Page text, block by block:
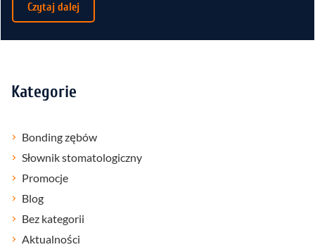
Czytaj dalej
Kategorie
Bonding zębów
Słownik stomatologiczny
Promocje
Blog
Bez kategorii
Aktualności